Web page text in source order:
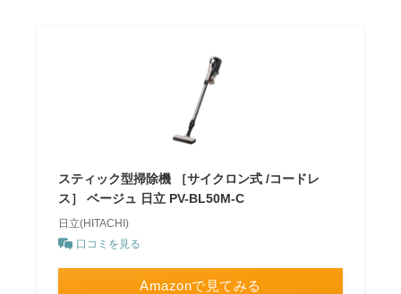
スティック型掃除機 ［サイクロン式 /コードレ
ス］ ベージュ 日立 PV-BL50M-C
日立(HITACHI)
口コミを見る
Amazonで見てみる